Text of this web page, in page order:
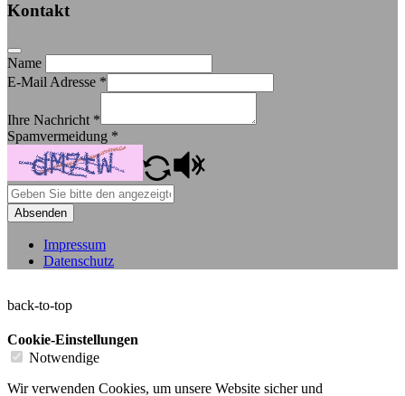
Kontakt
Name
E-Mail Adresse *
Ihre Nachricht *
Spamvermeidung *
Absenden
Impressum
Datenschutz
back-to-top
Cookie-Einstellungen
Notwendige
Wir verwenden Cookies, um unsere Website sicher und